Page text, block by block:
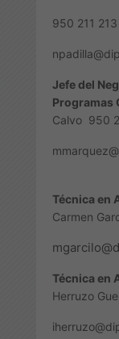
950 211 213
Jefe del
Programas
Calvo 950
Técnica en
Carmen
Técnica en
Herruzo